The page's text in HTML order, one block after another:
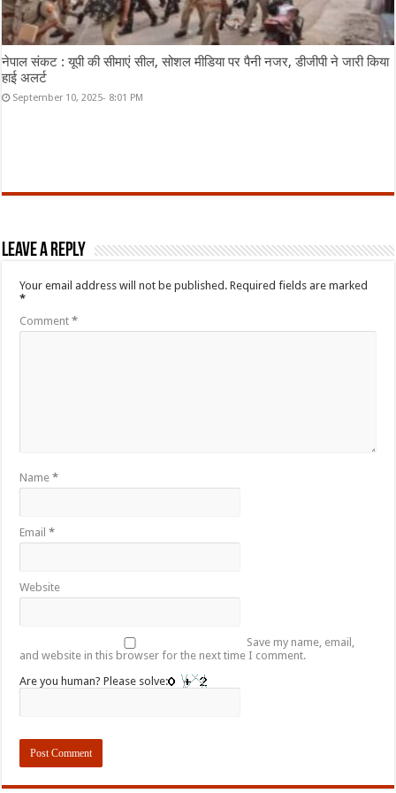
नेपाल संकट : यूपी की सीमाएं सील, सोशल मीडिया पर पैनी नजर, डीजीपी ने जारी किया
हाई अलर्ट
September 10, 2025- 8:01 PM
Leave a Reply
Your email address will not be published. Required fields are marked
*
Comment*
Name*
Email*
Website
Save my name, email,
and website in this browser for the next time I comment.
Are you human? Please solve: